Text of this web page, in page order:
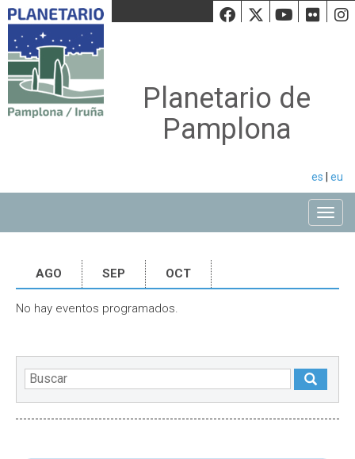
Facebook
Twiiter
Planetario de
Pamplona
es eu
AGO SEP OCT
No hay eventos programados.